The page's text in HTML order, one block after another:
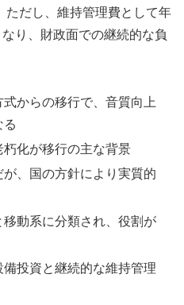
ただし、維持管理費として年
り、財政面での継続的な負
からの移行で、音質向上
る
化が移行の主な背景
、国の方針により実質的
動系に分類され、役割が
投資と継続的な維持管理